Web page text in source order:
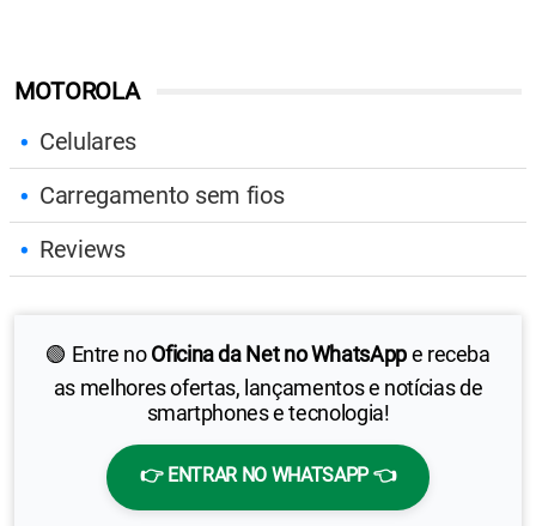
MOTOROLA
Celulares
Carregamento sem fios
Reviews
🟢 Entre noOficina da Net no WhatsAppe receba
as melhores ofertas, lançamentos e notícias de
smartphones e tecnologia!
👉 ENTRAR NO WHATSAPP 👈